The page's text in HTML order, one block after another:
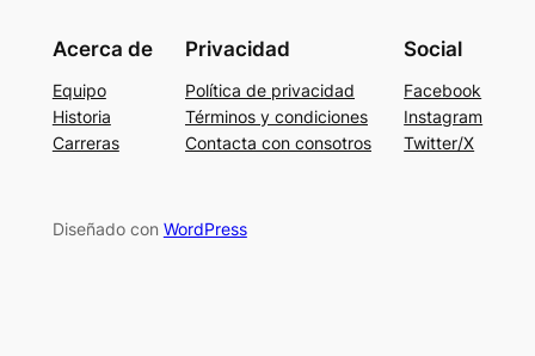
Acerca de
Equipo
Historia
Carreras
Privacidad
Política de privacidad
Términos y condiciones
Contacta con consotros
Social
Facebook
Instagram
Twitter/X
Diseñado con WordPress